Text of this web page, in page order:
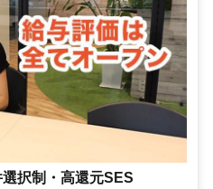
択制・高還元SES